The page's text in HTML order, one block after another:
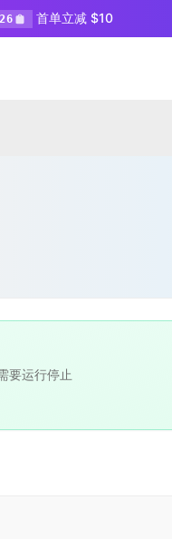
首单立减 $10
要运行停止